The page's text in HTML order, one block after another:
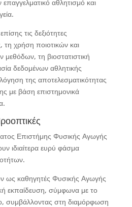
αθλητισμό και
τις δεξιότητες
τη χρήση ποιοτικών και
μεθόδων, τη βιοστατιστική
δεδομένων αθλητικής
της αποτελεσματικότητας
με βάση επιστημονικά
Επιστήμης Φυσικής Αγωγής
ιδιαίτερα ευρύ φάσμα
ως καθηγητές Φυσικής Αγωγής
εκπαίδευση, σύμφωνα με το
συμβάλλοντας στη διαμόρφωση